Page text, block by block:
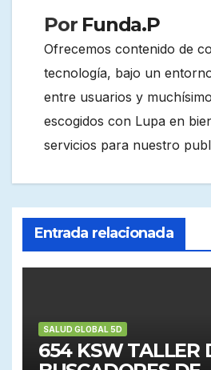
Por Funda.P
Ofrecemos contenido de
tecnología, bajo un
entre usuarios y
escogidos con Lupa en
servicios para nuestro
Entrada relacionada
SALUD GLOBAL 5D
654 KSW TALLER